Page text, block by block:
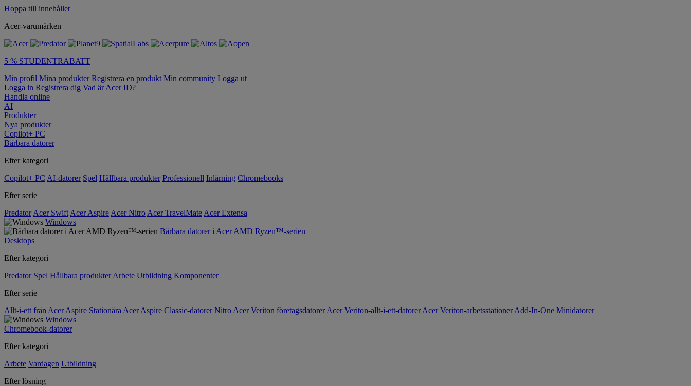
Hoppa till innehållet
Acer-varumärken
5 % STUDENTRABATT
Min profil Mina produkter Registrera en produkt Min community Logga ut
Logga in Registrera dig Vad är Acer ID?
Handla online
AI
Produkter
Nya produkter
Copilot+ PC
Bärbara datorer
Efter kategori
Copilot+ PC AI-datorer Spel Hållbara produkter Professionell Inlärning Chromebooks
Efter serie
Predator Acer Swift Acer Aspire Acer Nitro Acer TravelMate Acer Extensa
Windows
Bärbara datorer i Acer AMD Ryzen™-serien
Desktops
Efter kategori
Predator Spel Hållbara produkter Arbete Utbildning Komponenter
Efter serie
Allt-i-ett från Acer Aspire Stationära Acer Aspire Classic-datorer Nitro Acer Veriton företagsdatorer Acer Veriton-allt-i-ett-datorer Acer Veriton-arbetsstationer Add-In-One Minidatorer
Windows
Chromebook-datorer
Efter kategori
Arbete Vardagen Utbildning
Efter lösning